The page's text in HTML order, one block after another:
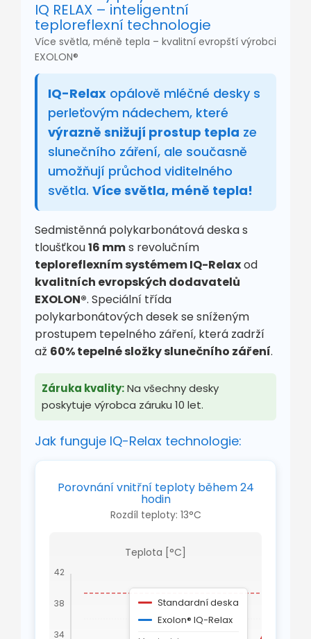
IQ RELAX – inteligentní
teploreflexní technologie
Více světla, méně tepla – kvalitní evropští výrobci
EXOLON®
IQ-Relax opálově mléčné desky s
perleťovým nádechem, které
výrazně snižují prostup tepla ze
slunečního záření, ale současně
umožňují průchod viditelného
světla. Více světla, méně tepla!
Sedmistěnná polykarbonátová deska s
tloušťkou16 mms revolučním
teploreflexním systémem IQ-Relaxod
kvalitních evropských dodavatelů
EXOLON®. Speciální třída
polykarbonátových desek se sníženým
prostupem tepelného záření, která zadrží
až 60% tepelné složky slunečního záření.
Záruka kvality:Na všechny desky
poskytuje výrobca záruku 10 let.
Jak funguje IQ-Relax technologie:
Porovnání vnitřní teploty během 24
hodin
Rozdíl teploty: 13°C
Teplota [°C]
42
38
34
Standardní deska
Exolon® IQ-Relax